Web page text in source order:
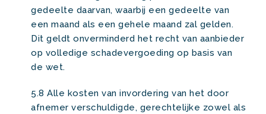
gedeelte daarvan, waarbij een gedeelte van
een maand als een gehele maand zal gelden.
Dit geldt onverminderd het recht van aanbieder
op volledige schadevergoeding op basis van
de wet.
5.8 Alle kosten van invordering van het door
afnemer verschuldigde, gerechtelijke zowel als